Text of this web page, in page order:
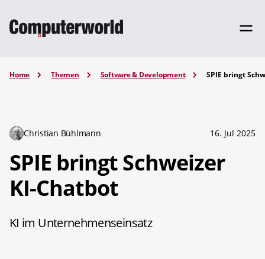
Home Themen Software & Development SPIE bringt
Christian Bühlmann 16. Jul 2025
SPIE bringt Schweizer
KI-Chatbot
KI im Unternehmenseinsatz